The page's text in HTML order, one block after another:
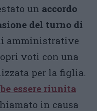
un accordo
del turno di
amministrative
voti con una
per la figlia.
essere riunita
in causa